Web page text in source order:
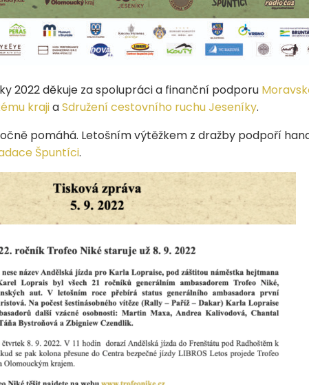
2022 děkuje za spolupráci a finanční podporu
krajiaSdružení cestovního ruchu Jeseníky.
pomáhá. Letošním výtěžkem z dražby podpoří
Špuntíci.